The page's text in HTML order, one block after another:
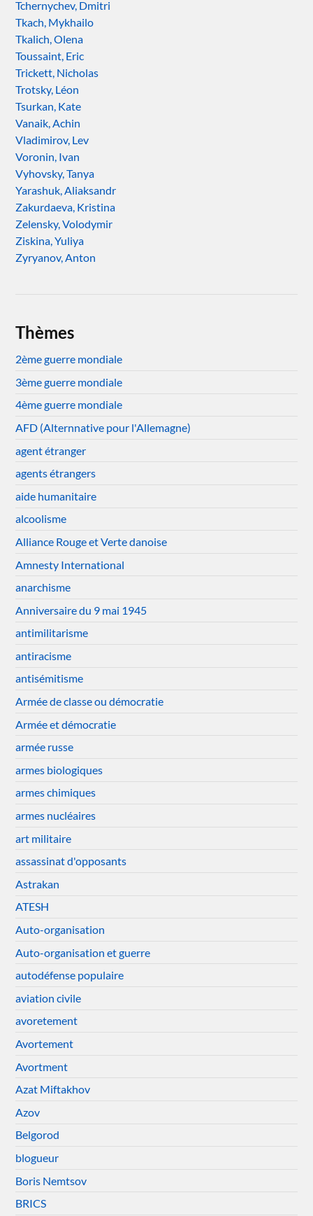
Tchernychev, Dmitri
Tkach, Mykhailo
Tkalich, Olena
Toussaint, Eric
Trickett, Nicholas
Trotsky, Léon
Tsurkan, Kate
Vanaik, Achin
Vladimirov, Lev
Voronin, Ivan
Vyhovsky, Tanya
Yarashuk, Aliaksandr
Zakurdaeva, Kristina
Zelensky, Volodymir
Ziskina, Yuliya
Zyryanov, Anton
Thèmes
2ème guerre mondiale
3ème guerre mondiale
4ème guerre mondiale
AFD (Alternnative pour l'Allemagne)
agent étranger
agents étrangers
aide humanitaire
alcoolisme
Alliance Rouge et Verte danoise
Amnesty International
anarchisme
Anniversaire du 9 mai 1945
antimilitarisme
antiracisme
antisémitisme
Armée de classe ou démocratie
Armée et démocratie
armée russe
armes biologiques
armes chimiques
armes nucléaires
art militaire
assassinat d'opposants
Astrakan
ATESH
Auto-organisation
Auto-organisation et guerre
autodéfense populaire
aviation civile
avoretement
Avortement
Avortment
Azat Miftakhov
Azov
Belgorod
blogueur
Boris Nemtsov
BRICS